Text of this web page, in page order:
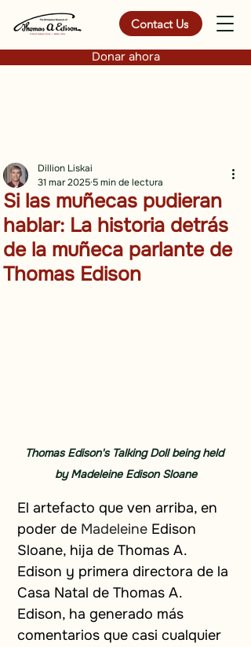
Contact Us
Donar ahora
Si las muñecas pudieran
hablar: La historia detrás
de la muñeca parlante de
Thomas Edison
Dillion Liskai
31 mar 2025 5 min de lectura
Thomas Edison's Talking Doll being held
by Madeleine Edison Sloane
El artefacto que ven arriba, en
poder de Madeleine Edison
Sloane, hija de Thomas A.
Edison y primera directora de la
Casa Natal de Thomas A.
Edison, ha generado más
comentarios que casi cualquier